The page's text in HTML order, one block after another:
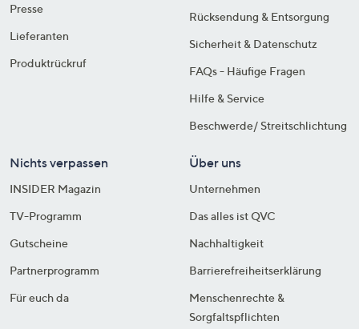
Presse
Lieferanten
Produktrückruf
Rücksendung & Entsorgung
Sicherheit & Datenschutz
FAQs - Häufige Fragen
Hilfe & Service
Beschwerde/ Streitschlichtung
Nichts verpassen
INSIDER Magazin
TV-Programm
Gutscheine
Partnerprogramm
Für euch da
Über uns
Unternehmen
Das alles ist QVC
Nachhaltigkeit
Barrierefreiheitserklärung
Menschenrechte &
Sorgfaltspflichten